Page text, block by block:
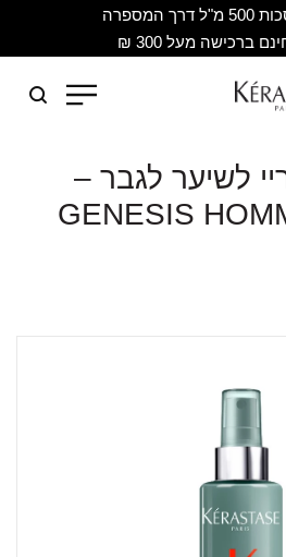
המספרה
ברכישה מעל 300 ₪
לשיער לגבר –
GENESIS